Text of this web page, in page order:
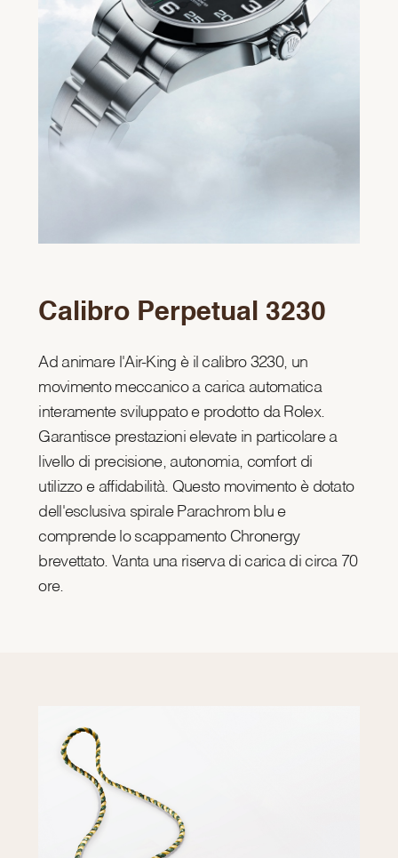
Calibro Perpetual 3230
Ad animare l'Air-King è il calibro 3230, un
movimento meccanico a carica automatica
interamente sviluppato e prodotto da Rolex.
Garantisce prestazioni elevate in particolare a
livello di precisione, autonomia, comfort di
utilizzo e affidabilità. Questo movimento è dotato
dell'esclusiva spirale Parachrom blu e
comprende lo scappamento Chronergy
brevettato. Vanta una riserva di carica di circa 70
ore.